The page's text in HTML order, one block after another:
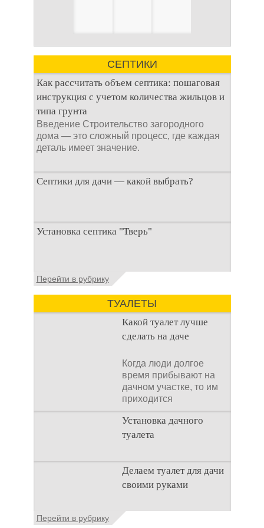
СЕПТИКИ
Как рассчитать объем септика: пошаговая
инструкция с учетом количества жильцов и
типа грунта
Введение Строительство загородного
дома — это сложный процесс, где каждая
деталь имеет значение.
Септики для дачи — какой выбрать?
При строительстве дачи одной из
первоочередных задач становится
Установка септика "Тверь"
Установка септика Тверь - важнейший
аспект утилизации сточных вод в частных
домах и на загородных
Перейти в рубрику
ТУАЛЕТЫ
Какой туалет лучше
сделать на даче
Когда люди долгое
время прибывают на
дачном участке, то им
приходится
подстраивать все
условия
Установка дачного
туалета
Наличие туалета на
даче не является
необходимостью для
многие люди думают,
Делаем туалет для дачи
своими руками
Туалеты для дачи – это
Перейти в рубрику